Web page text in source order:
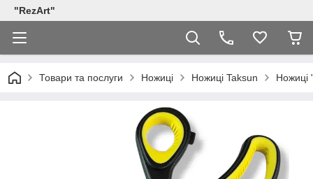
"RezArt"
Товари та послуги Ножиці Ножиці Taksun Ножиці